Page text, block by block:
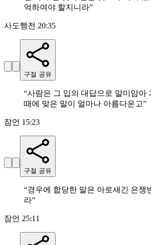
억하여야 할지니라”
사도행전 20:35
구절 공유
“사람은 그 입의 대답으로 말미암아
때에 맞은 말이 얼마나 아름다운고”
잠언 15:23
구절 공유
“경우에 합당한 말은 아로새긴 은쟁
라”
잠언 25:11